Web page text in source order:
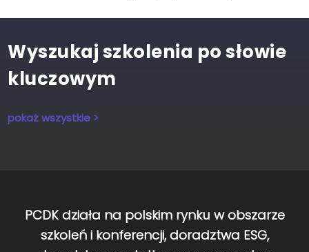
Wyszukaj szkolenia po słowie
kluczowym
pokaż wszystkie >
PCDK działa na polskim rynku w obszarze
szkoleń i konferencji, doradztwa ESG,